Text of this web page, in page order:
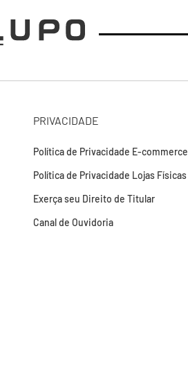
PRIVACIDADE
Política de Privacidade E-commerce
Política de Privacidade Lojas Físicas
Exerça seu Direito de Titular
Canal de Ouvidoria